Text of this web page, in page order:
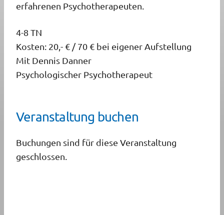
erfahrenen Psychotherapeuten.
4-8 TN
Kosten: 20,- € / 70 € bei eigener Aufstellung
Mit Dennis Danner
Psychologischer Psychotherapeut
Veranstaltung buchen
Buchungen sind für diese Veranstaltung
geschlossen.